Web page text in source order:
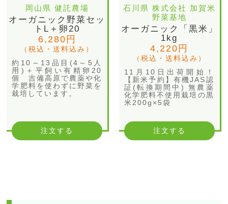
岡山県 健託農場
オーガニック野菜セッ
トL＋卵20
6,280円
（税込・送料込み）
約10～13品目(4～5人
用)＋平飼い有精卵20
個 吉備高原で農薬や化
学肥料を使わずに野菜を
栽培しています。
注文する
石川県 株式会社 加賀米
野菜基地
オーガニック「黒米」
1kg
4,220円
（税込・送料込み）
11月10日出荷開始！
【新米予約】有機JAS認
証(転換期間中) 無農薬
化学肥料不使用栽培の黒
米200g×5袋
注文する